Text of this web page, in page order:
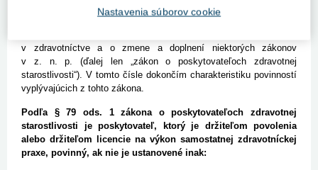
(ďalej len „poskytovateľ“), ktoré vyplývajú zo zákona
v zdravotníctve a o zmene a doplnení niektorých zákonov
v z. n. p. (ďalej len „zákon o poskytovateľoch zdravotnej
starostlivosti“). V tomto čísle dokončím charakteristiku povinností
vyplývajúcich z tohto zákona.
Podľa § 79 ods. 1 zákona o poskytovateľoch zdravotnej
starostlivosti je poskytovateľ, ktorý je držiteľom povolenia
alebo držiteľom licencie na výkon samostatnej zdravotníckej
praxe, povinný, ak nie je us­tanovené inak:
Nastavenia súborov cookie